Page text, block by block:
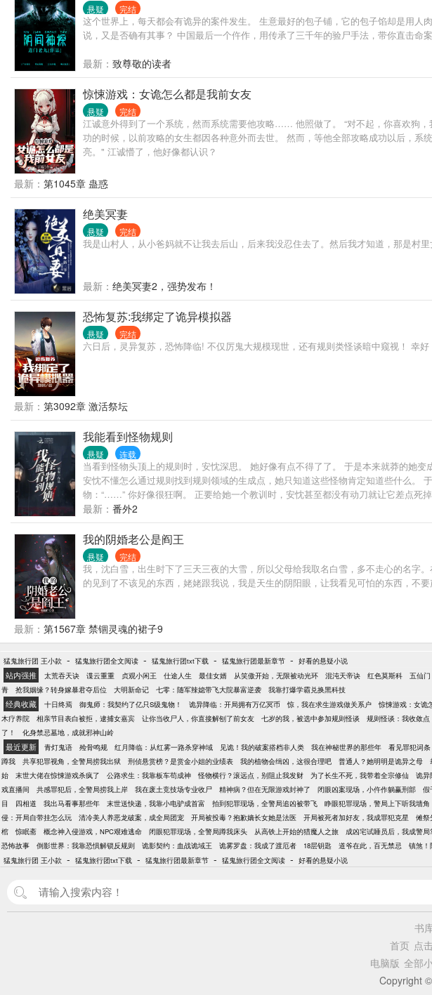
悬疑 完结
这个世界上，每天都会有诡异的案件发生。 生意最好的包子铺，它的包子馅却是用
说，又是否确有其事？ 中国最后一个仵作，用传承了三千年的验尸手法，带你直击
最新： 致尊敬的读者
惊悚游戏：女诡怎么都是我前女友
悬疑 完结
江诚意外得到了一个系统，然而系统需要他攻略…… 他照做了。 “对不起，你喜欢狗，
功的时候，以前攻略的女生都因各种意外而去世。 然而，等他全部攻略成功以后，
亮。" 江诚懵了，他好像都认识？
最新： 第1045章 蛊惑
绝美冥妻
悬疑 完结
我是山村人，从小爸妈就不让我去后山，后来我没忍住去了。然后我才知道，那是
最新： 绝美冥妻2，强势发布！
恐怖复苏:我绑定了诡异模拟器
悬疑 完结
六日后，灵异复苏，恐怖降临! 不仅厉鬼大规模现世，还有规则类怪谈暗中窥视！ 幸
最新： 第3092章 激活祭坛
我能看到怪物规则
悬疑 连载
当看到怪物头顶上的规则时，安忱深思。 她好像有点不得了了。 于是本来就莽的
安忱不懂怎么通过规则找到规则领域的生成点，她只知道这些怪物肯定知道些什么。
物：“……” 你好像很狂啊。 正要给她一个教训时，安忱甚至都没有动刀就让它差点死
最新： 番外2
我的阴婚老公是阎王
悬疑 完结
我，沈白雪，出生时下了三天三夜的大雪，所以父母给我取名白雪，多不走心的名字
的见到了不该见的东西，姥姥跟我说，我是天生的阴阳眼，让我看见可怕的东西，
最新： 第1567章 禁锢灵魂的裙子9
猛鬼旅行团 王小款 - 猛鬼旅行团全文阅读 - 猛鬼旅行团txt下载 - 猛鬼旅行团最新章节 - 好看的悬疑小说
站内强推 太荒吞天诀 谍云重重 贞观小闲王 仕途人生 最佳女婿 从笑傲开始，无限被动光环 混沌天帝诀 红色莫斯科 五仙门
青
抢我姻缘？转身嫁暴君夺后位 大明新命记 七零：随军辣媳带飞大院暴富逆袭 我靠打爆学霸兑换黑科技
经典收藏 十日终焉 御鬼师：我契约了亿只S级鬼物！ 诡异降临：开局拥有万亿冥币 惊，我在求生游戏做关系户 惊悚游戏：女诡
木疗养院
相亲节目表白被拒，逮捕女嘉宾 让你当收尸人，你直接解刨了前女友 七岁的我，被选中参加规则怪谈 规则怪谈：我收敛点
了！
化身禁忌墓地，成就邪神山岭
最近更新 青灯鬼语 殓骨鸣规 红月降临：从红雾一路杀穿神域 见诡！我的破案搭档非人类 我在神秘世界的那些年 看见罪犯词
蹲我
共享犯罪视角，全警局捞我出狱 刑侦悬赏榜？是赏金小姐的业绩表 我的植物会缉凶，这很合理吧 普通人？她明明是诡异之母
始
末世大佬在惊悚游戏杀疯了 公路求生：我靠板车苟成神 怪物横行？滚远点，别阻止我发财 为了长生不死，我带着全宗修仙 诡异
戏直播间
共感罪犯后，全警局捞我上岸 我在废土竞技场专业收尸 精神病？但在无限游戏封神了 闭眼凶案现场，小仵作躺赢刑部 假
目
四相道 我出马看事那些年 末世送快递，我靠小电驴成首富 拍到犯罪现场，全警局追凶被带飞 睁眼犯罪现场，警局上下听我墙角
侵：开局自带挂怎么玩
清冷美人养恶龙破案，成全局团宠 开局被投毒？抱歉嫡长女她是法医 开局被死者加好友，我成罪犯克星 傩祭
棺
惊眠斋 概念神入侵游戏，NPC艰难逃命 闭眼犯罪现场，全警局蹲我床头 从高铁上开始的猎魔人之旅 成凶宅试睡员后，我成警局
恐怖故事
倒影世界：我靠恐惧解锁反规则 诡影契约：血战诡域王 诡雾罗盘：我成了渡厄者 18层钥匙 道爷在此，百无禁忌 镇煞！
猛鬼旅行团 王小款 - 猛鬼旅行团txt下载 - 猛鬼旅行团最新章节 - 猛鬼旅行团全文阅读 - 好看的悬疑小说
书
首页 点
电脑版 全部
Copyright